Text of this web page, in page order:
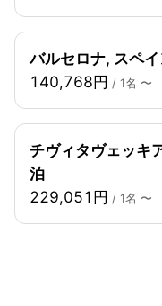
バルセロナ, スペ
140,768円 / 1名 〜
チヴィタヴェッキ
泊
229,051円 / 1名 〜